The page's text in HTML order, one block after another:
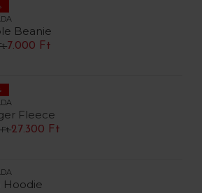
Beanie
7.000 Ft
Fleece
Ft27.300 Ft
Hoodie